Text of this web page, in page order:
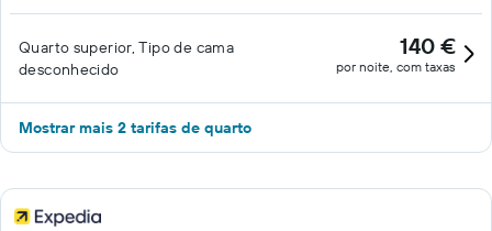
Quarto superior, Tipo de cama
desconhecido
140 €
por noite, com taxas
Mostrar mais 2 tarifas de quarto